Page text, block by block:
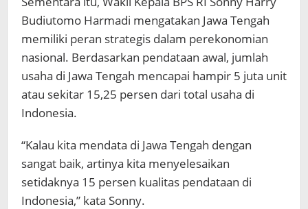
Budiutomo Harmadi mengatakan Jawa Tengah
memiliki peran strategis dalam perekonomian
nasional. Berdasarkan pendataan awal, jumlah
usaha di Jawa Tengah mencapai hampir 5 juta unit
atau sekitar 15,25 persen dari total usaha di
Indonesia.
“Kalau kita mendata di Jawa Tengah dengan
sangat baik, artinya kita menyelesaikan
setidaknya 15 persen kualitas pendataan di
Indonesia,” kata Sonny.